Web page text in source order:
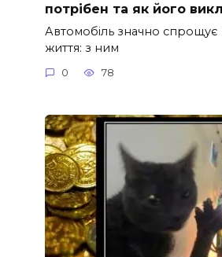
потрібен та як його
Автомобіль значно спрощує
життя: з ним
0 78